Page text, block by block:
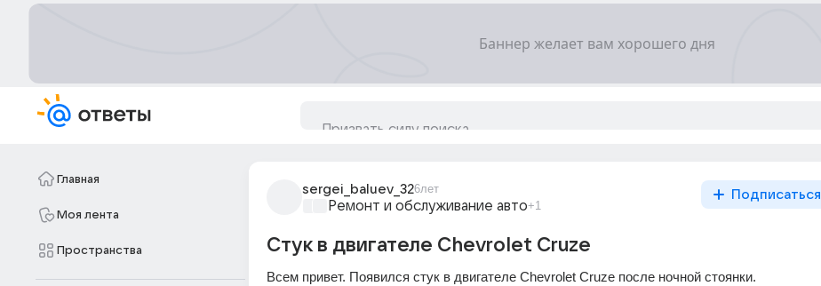
Главная
Моя лента
Пространства
sergei_baluev_326лет
Ремонт и обслуживание авто+1
Подписаться
Cтук в двигателе Chevrolet Cruze
Всем привет. Появился стук в двигателе Chevrolet Cruze после ночной стоянки.